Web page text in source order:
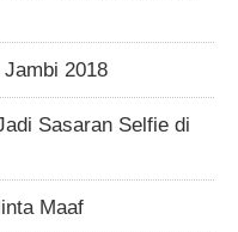
2018
Sasaran Selfie di
Maaf